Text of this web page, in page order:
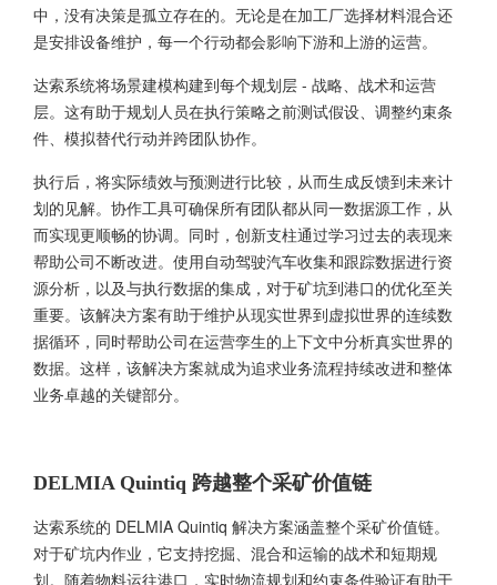
中，没有决策是孤立存在的。无论是在加工厂选择材料混合还
是安排设备维护，每一个行动都会影响下游和上游的运营。
达索系统将场景建模构建到每个规划层 - 战略、战术和运营
层。这有助于规划人员在执行策略之前测试假设、调整约束条
件、模拟替代行动并跨团队协作。
执行后，将实际绩效与预测进行比较，从而生成反馈到未来计
划的见解。协作工具可确保所有团队都从同一数据源工作，从
而实现更顺畅的协调。同时，创新支柱通过学习过去的表现来
帮助公司不断改进。使用自动驾驶汽车收集和跟踪数据进行资
源分析，以及与执行数据的集成，对于矿坑到港口的优化至关
重要。该解决方案有助于维护从现实世界到虚拟世界的连续数
据循环，同时帮助公司在运营孪生的上下文中分析真实世界的
数据。这样，该解决方案就成为追求业务流程持续改进和整体
业务卓越的关键部分。
DELMIA Quintiq 跨越整个采矿价值链
达索系统的 DELMIA Quintiq 解决方案涵盖整个采矿价值链。
对于矿坑内作业，它支持挖掘、混合和运输的战术和短期规
划。随着物料运往港口，实时物流规划和约束条件验证有助于